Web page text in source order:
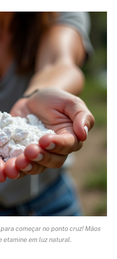
começar no ponto cruz! Mãos
etamine em luz natural.